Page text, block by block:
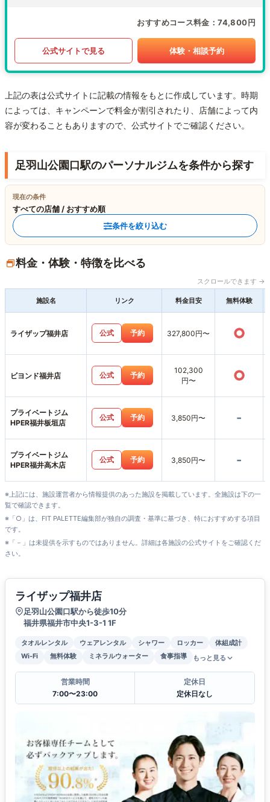
おすすめコース料金 74,800円
公式サイトで見る 体験・相談予約
上記の表は公式サイトに記載の情報をもとに作成しています。時期
によっては、キャンペーンで料金が割引されたり、店舗によって内
容が変わることもありますので、公式サイトでご確認ください。
足羽山公園口駅のパーソナルジムを条件から探す
現在の条件
すべての店舗 / おすすめ順
条件を絞り込む
料金・体験・特徴を比べる
スクロールできます →
施設名 リンク 料金目安 無料体験
ライザップ福井店 公式 予約 327,800円〜 ○
ビヨンド福井店 公式 予約
102,300
円〜
○
プライベートジム
HPER福井板垣店
公式 予約 3,850円〜 -
プライベートジム
HPER福井高木店
公式 予約 3,850円〜 -
※上記には、施設運営者から情報提供のあった施設を掲載しています。全施設は下の一
覧で確認できます。
※「○」は、FIT PALETTE編集部が独自の調査・基準に基づき、特におすすめする項目
です。
※「－」は未提供を示すものではありません。詳細は各施設の公式サイトをご確認くだ
さい。
ライザップ福井店
足羽山公園口駅から徒歩10分
福井県福井市中央1-3-1 1F
タオルレンタル ウェアレンタル シャワー ロッカー
体組成計
Wi-Fi
無料体験 ミネラルウォーター 食事指導 もっと見る
営業時間
7:00〜23:00
定休日
定休日なし